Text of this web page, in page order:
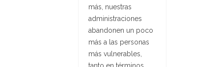
más, nuestras
administraciones
abandonen un poco
más a las personas
más vulnerables,